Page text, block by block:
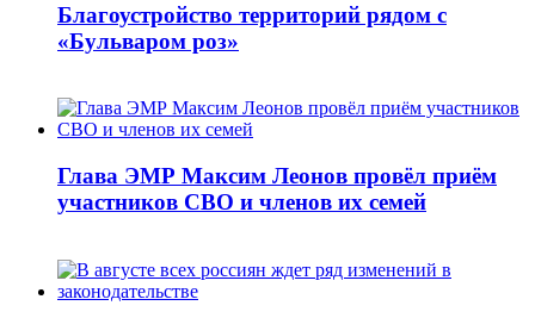
Благоустройство территорий рядом с
«Бульваром роз»
Глава ЭМР Максим Леонов провёл приём
участников СВО и членов их семей